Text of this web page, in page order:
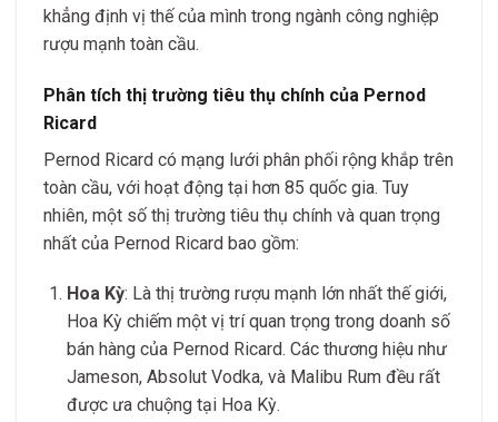
khẳng định vị thế của mình trong ngành công nghiệp
rượu mạnh toàn cầu.
Phân tích thị trường tiêu thụ chính của Pernod
Ricard
Pernod Ricard có mạng lưới phân phối rộng khắp trên
toàn cầu, với hoạt động tại hơn 85 quốc gia. Tuy
nhiên, một số thị trường tiêu thụ chính và quan trọng
nhất của Pernod Ricard bao gồm:
Hoa Kỳ: Là thị trường rượu mạnh lớn nhất thế giới,
Hoa Kỳ chiếm một vị trí quan trọng trong doanh số
bán hàng của Pernod Ricard. Các thương hiệu như
Jameson, Absolut Vodka, và Malibu Rum đều rất
được ưa chuộng tại Hoa Kỳ.